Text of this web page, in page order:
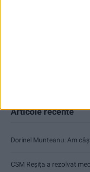
Articole recente
Dorinel Munteanu: Am
CSM Reșița a rezolvat